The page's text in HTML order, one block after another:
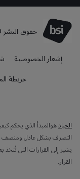
حقوق النشر ©
إشعار الخصوصية
خريطة
الحيادهوالمبدأ الذي يحكم
التصرف بشكل عادل ومنصف
يشير إلى القرارات التي
القرار.